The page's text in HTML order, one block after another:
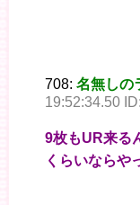
708: 名無しの
19:52:34.50
9枚もUR来る
くらいならや